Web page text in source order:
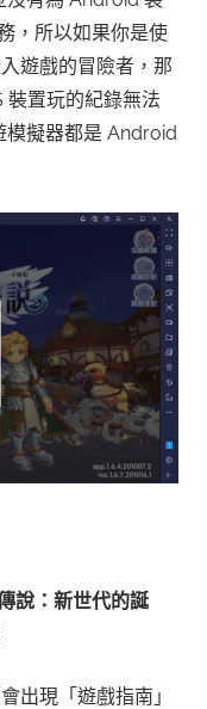
，所以如果你是使
遊戲的冒險者，那
裝置玩的紀錄無法
模擬器都是 Android
說：新世代的誕
出現「遊戲指南」